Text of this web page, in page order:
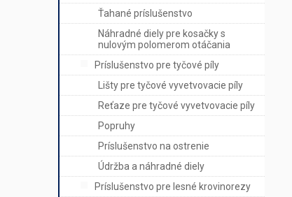
Ťahané príslušenstvo
Náhradné diely pre kosačky s
nulovým polomerom otáčania
Príslušenstvo pre tyčové píly
Lišty pre tyčové vyvetvovacie píly
Reťaze pre tyčové vyvetvovacie píly
Popruhy
Príslušenstvo na ostrenie
Údržba a náhradné diely
Príslušenstvo pre lesné krovinorezy